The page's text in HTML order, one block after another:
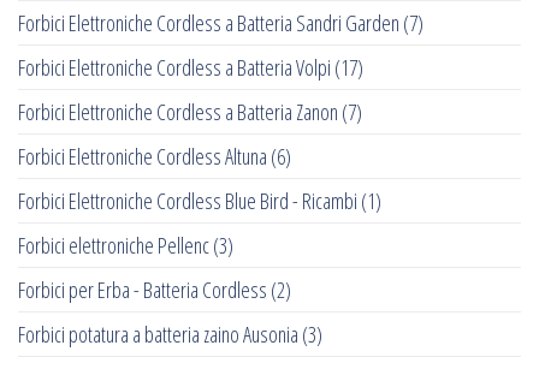
Forbici Elettroniche Cordless a Batteria Sandri Garden (7)
Forbici Elettroniche Cordless a Batteria Volpi (17)
Forbici Elettroniche Cordless a Batteria Zanon (7)
Forbici Elettroniche Cordless Altuna (6)
Forbici Elettroniche Cordless Blue Bird - Ricambi (1)
Forbici elettroniche Pellenc(3)
Forbici per Erba - Batteria Cordless (2)
Forbici potatura a batteria zaino Ausonia (3)